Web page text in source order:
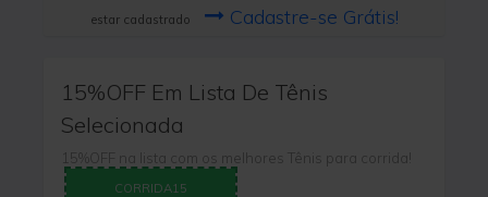
estar cadastrado
Cadastre-se Grátis!
15%OFF Em Lista De Tênis
Selecionada
15%OFF na lista com os melhores Tênis para corrida!
CORRIDA15